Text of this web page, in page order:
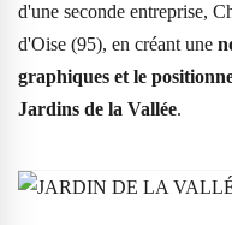
d'une seconde entreprise,
d'Oise (95), en créant une
graphiques et le
Jardins de la Vallée.
Mots-clefs